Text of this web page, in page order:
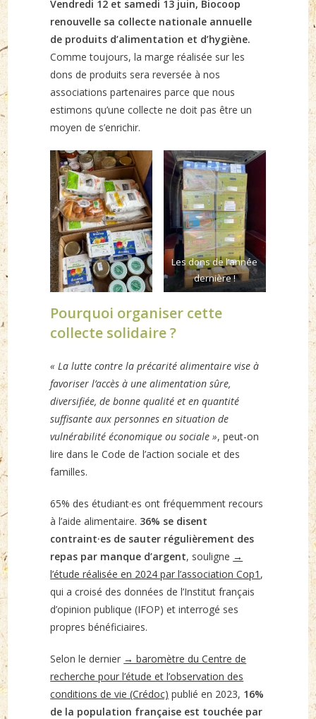
Vendredi 12 et samedi 13 juin, Biocoop
renouvelle sa collecte nationale annuelle
de produits d’alimentation et d’hygiène.
Comme toujours, la marge réalisée sur les
dons de produits sera reversée à nos
associations partenaires parce que nous
estimons qu’une collecte ne doit pas être un
moyen de s’enrichir.
Les dons de l’année
dernière !
Pourquoi organiser cette
collecte solidaire ?
« La lutte contre la précarité alimentaire vise à
favoriser l’accès à une alimentation sûre,
diversifiée, de bonne qualité et en quantité
suffisante aux personnes en situation de
vulnérabilité économique ou sociale », peut-on
lire dans le Code de l’action sociale et des
familles.
65% des étudiant·es ont fréquemment recours
à l’aide alimentaire. 36% se disent
contraint·es de sauter régulièrement des
repas par manque d’argent, souligne →
l’étude réalisée en 2024 par l’association Cop1 ,
qui a croisé des données de l’Institut français
d’opinion publique (IFOP) et interrogé ses
propres bénéficiaires.
Selon le dernier → baromètre du Centre de
recherche pour l’étude et l’observation des
conditions de vie (Crédoc) publié en 2023, 16%
de la population française est touchée par